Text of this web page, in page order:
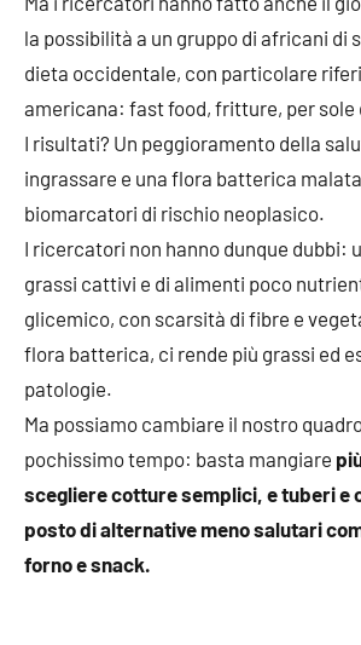
la possibilità a un gruppo di africani di
dieta occidentale, con particolare
americana: fast food, fritture, per sole
I risultati? Un peggioramento della
ingrassare e una flora batterica
biomarcatori di rischio neoplasico.
I ricercatori non hanno dunque dubbi:
grassi cattivi e di alimenti poco
glicemico, con scarsità di fibre e
flora batterica, ci rende più grassi ed
patologie.
Ma possiamo cambiare il nostro
pochissimo tempo: basta mangiare
scegliere cotture semplici, e tuberi e
posto di alternative meno salutari
forno e snack.